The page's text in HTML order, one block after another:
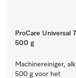
ProCare Universal
500 g
Machinereiniger,
500 g voor het